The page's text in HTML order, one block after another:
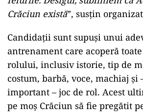
Crăciun există”, susțin
Candidații sunt supuși unui
antrenament care acoperă
rolului, inclusiv istorie, tip de
costum, barbă, voce, machiaj și
important – joc de rol. Acest
pe moș Crăciun să fie pregătit